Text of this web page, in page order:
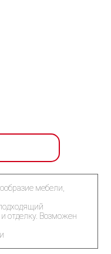
мебели,
отделку. Возможен